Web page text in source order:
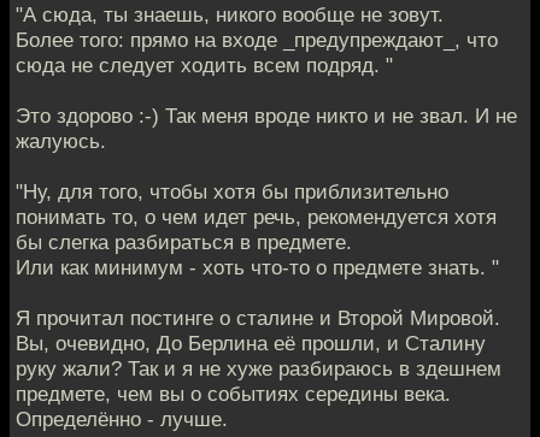
"А сюда, ты знаешь, никого вообще не зовут.
Более того: прямо на входе _предупреждают_, что
сюда не следует ходить всем подряд. "
Это здорово :-) Так меня вроде никто и не звал. И не
жалуюсь.
"Ну, для того, чтобы хотя бы приблизительно
понимать то, о чем идет речь, рекомендуется хотя
бы слегка разбираться в предмете.
Или как минимум - хоть что-то о предмете знать. "
Я прочитал постинге о сталине и Второй Мировой.
Вы, очевидно, До Берлина её прошли, и Сталину
руку жали? Так и я не хуже разбираюсь в здешнем
предмете, чем вы о событиях середины века.
Определённо - лучше.